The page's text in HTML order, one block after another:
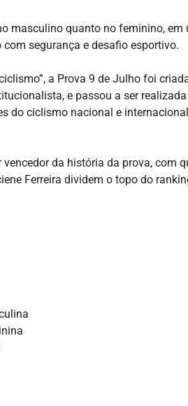
masculino quanto no feminino, em
segurança e desafio esportivo.
a Prova 9 de Julho foi
e passou a ser
do ciclismo nacional e
da história da prova, com
Ferreira dividem o topo do